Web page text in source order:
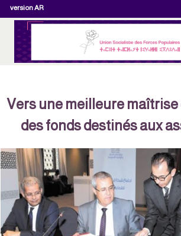
version AR
Vers une meilleure maîtrise
des fonds destinés aux